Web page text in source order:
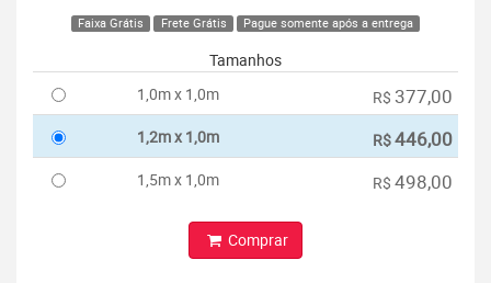
Faixa Grátis Frete Grátis Pague somente após a entrega
Tamanhos
1,0m x 1,0m
R$ 377,00
1,2m x 1,0m R$446,00
1,5m x 1,0m R$ 498,00
Comprar